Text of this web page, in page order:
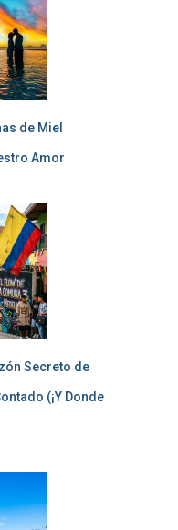
de Miel
Amor
Secreto de
(¡Y Donde